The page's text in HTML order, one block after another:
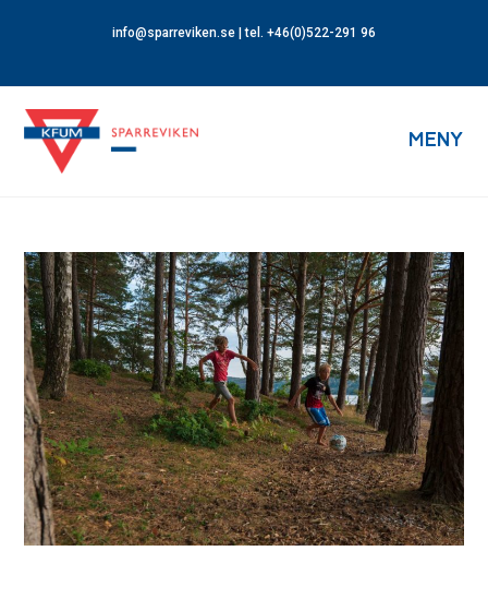
info@sparreviken.se | tel. +46(0)522-291 96
MENY